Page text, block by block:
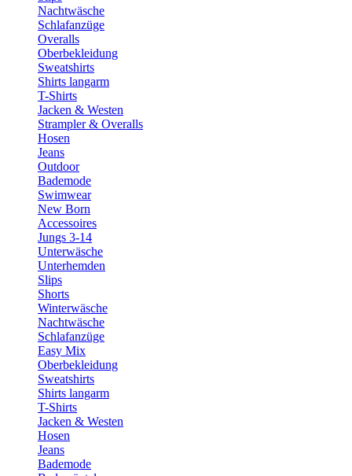
Nachtwäsche
Schlafanzüge
Overalls
Oberbekleidung
Sweatshirts
Shirts langarm
T-Shirts
Jacken & Westen
Strampler & Overalls
Hosen
Jeans
Outdoor
Bademode
Swimwear
New Born
Accessoires
Jungs 3-14
Unterwäsche
Unterhemden
Slips
Shorts
Winterwäsche
Nachtwäsche
Schlafanzüge
Easy Mix
Oberbekleidung
Sweatshirts
Shirts langarm
T-Shirts
Jacken & Westen
Hosen
Jeans
Bademode